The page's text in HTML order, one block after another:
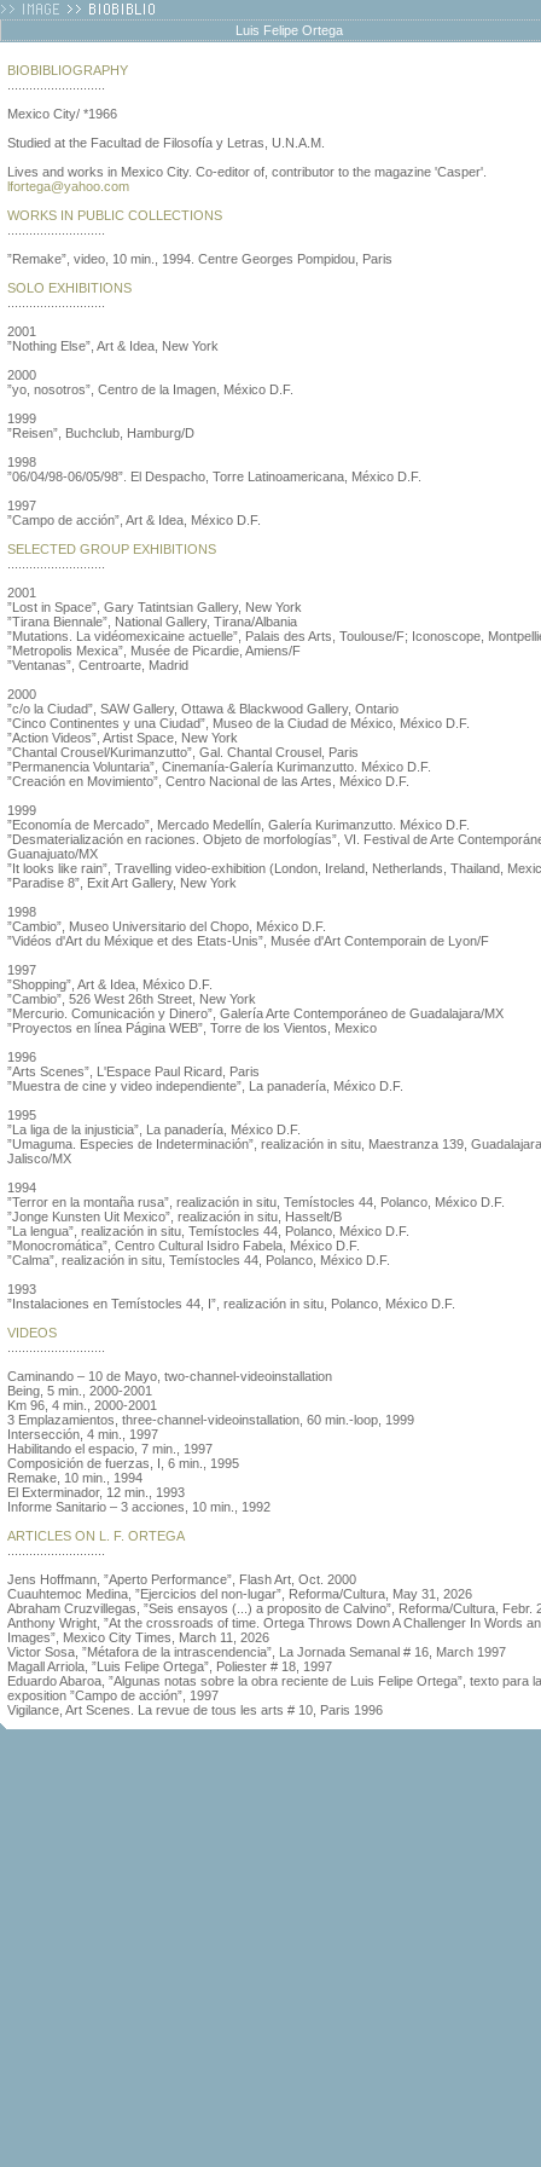
Luis Felipe Ortega
BIOBIBLIOGRAPHY
Mexico City/ *1966
Studied at the Facultad de Filosofía y Letras, U.N.A.M.
Lives and works in Mexico City. Co-editor of, contributor to the magazine 'Casper'.
lfortega@yahoo.com
WORKS IN PUBLIC COLLECTIONS
”Remake”, video, 10 min., 1994. Centre Georges Pompidou, Paris
SOLO EXHIBITIONS
2001
”Nothing Else”, Art & Idea, New York
2000
”yo, nosotros”, Centro de la Imagen, México D.F.
1999
”Reisen”, Buchclub, Hamburg/D
1998
”06/04/98-06/05/98”. El Despacho, Torre Latinoamericana, México D.F.
1997
”Campo de acción”, Art & Idea, México D.F.
SELECTED GROUP EXHIBITIONS
2001
”Lost in Space”, Gary Tatintsian Gallery, New York
”Tirana Biennale”, National Gallery, Tirana/Albania
”Mutations. La vidéomexicaine actuelle”, Palais des Arts, Toulouse/F; Iconoscope,
”Metropolis Mexica”, Musée de Picardie, Amiens/F
”Ventanas”, Centroarte, Madrid
2000
”c/o la Ciudad”, SAW Gallery, Ottawa & Blackwood Gallery, Ontario
”Cinco Continentes y una Ciudad”, Museo de la Ciudad de México, México D.F.
”Action Videos”, Artist Space, New York
”Chantal Crousel/Kurimanzutto”, Gal. Chantal Crousel, Paris
”Permanencia Voluntaria”, Cinemanía-Galería Kurimanzutto. México D.F.
”Creación en Movimiento”, Centro Nacional de las Artes, México D.F.
1999
”Economía de Mercado”, Mercado Medellín, Galería Kurimanzutto. México D.F.
”Desmaterialización en raciones. Objeto de morfologías”, VI. Festival de Arte
Guanajuato/MX
”It looks like rain”, Travelling video-exhibition (London, Ireland, Netherlands, Thailand,
”Paradise 8”, Exit Art Gallery, New York
1998
”Cambio”, Museo Universitario del Chopo, México D.F.
”Vidéos d'Art du Méxique et des Etats-Unis”, Musée d'Art Contemporain de Lyon/F
1997
”Shopping”, Art & Idea, México D.F.
”Cambio”, 526 West 26th Street, New York
”Mercurio. Comunicación y Dinero”, Galería Arte Contemporáneo de Guadalajara/MX
”Proyectos en línea Página WEB”, Torre de los Vientos, Mexico
1996
”Arts Scenes”, L'Espace Paul Ricard, Paris
”Muestra de cine y video independiente”, La panadería, México D.F.
1995
”La liga de la injusticia”, La panadería, México D.F.
”Umaguma. Especies de Indeterminación”, realización in situ, Maestranza 139,
Jalisco/MX
1994
”Terror en la montaña rusa”, realización in situ, Temístocles 44, Polanco, México D.F.
”Jonge Kunsten Uit Mexico”, realización in situ, Hasselt/B
”La lengua”, realización in situ, Temístocles 44, Polanco, México D.F.
”Monocromática”, Centro Cultural Isidro Fabela, México D.F.
”Calma”, realización in situ, Temístocles 44, Polanco, México D.F.
1993
”Instalaciones en Temístocles 44, I”, realización in situ, Polanco, México D.F.
VIDEOS
Caminando – 10 de Mayo, two-channel-videoinstallation
Being, 5 min., 2000-2001
Km 96, 4 min., 2000-2001
3 Emplazamientos, three-channel-videoinstallation, 60 min.-loop, 1999
Intersección, 4 min., 1997
Habilitando el espacio, 7 min., 1997
Composición de fuerzas, I, 6 min., 1995
Remake, 10 min., 1994
El Exterminador, 12 min., 1993
Informe Sanitario – 3 acciones, 10 min., 1992
ARTICLES ON L. F. ORTEGA
Jens Hoffmann, ”Aperto Performance”, Flash Art, Oct. 2000
Cuauhtemoc Medina, ”Ejercicios del non-lugar”, Reforma/Cultura, May 31, 2026
Abraham Cruzvillegas, ”Seis ensayos (...) a proposito de Calvino”, Reforma/Cultura, Febr.
Anthony Wright, ”At the crossroads of time. Ortega Throws Down A Challenger In Words
Images”, Mexico City Times, March 11, 2026
Victor Sosa, ”Métafora de la intrascendencia”, La Jornada Semanal # 16, March 1997
Magall Arriola, ”Luis Felipe Ortega”, Poliester # 18, 1997
Eduardo Abaroa, ”Algunas notas sobre la obra reciente de Luis Felipe Ortega”, texto para la
exposition ”Campo de acción”, 1997
Vigilance, Art Scenes. La revue de tous les arts # 10, Paris 1996